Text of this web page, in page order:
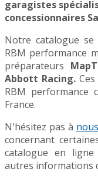
garagistes
concessionnaires
Notre catalogue
RBM performance
préparateurs
Abbott Racing.Ces
RBM performance
France.
N'hésitez pas à
concernant
catalogue en
autres informations